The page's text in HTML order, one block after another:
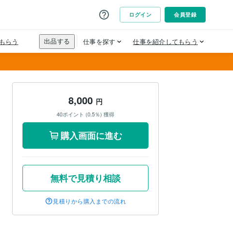
8,000 円
40ポイント (0.5％) 獲得
購入画面に進む
無料で見積り相談
見積りから購入までの流れ